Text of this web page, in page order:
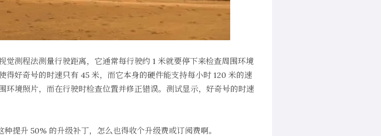
觉测程法测量行驶距离，它通常每行驶约 1 米就要停下来检查周围环境
得好奇号的时速只有 45 米，而它本身的硬件能支持每小时 120 米的速
环境照片，而在行驶时检查位置并修正错误。测试显示，好奇号的时速
提升 50% 的升级补丁，怎么也得收个升级费或订阅费啊。